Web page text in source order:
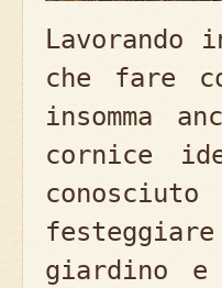
che fare
insomma
cornice
giardino e